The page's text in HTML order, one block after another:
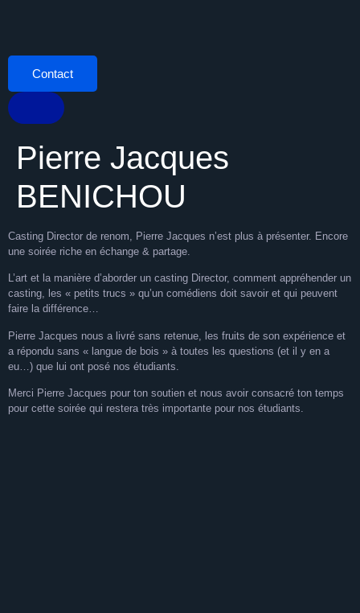
Contact
Pierre Jacques
BENICHOU
Casting Director de renom, Pierre Jacques n’est plus à présenter. Encore
une soirée riche en échange & partage.
L’art et la manière d’aborder un casting Director, comment appréhender un
casting, les « petits trucs » qu’un comédiens doit savoir et qui peuvent
faire la différence…
Pierre Jacques nous a livré sans retenue, les fruits de son expérience et
a répondu sans « langue de bois » à toutes les questions (et il y en a
eu…) que lui ont posé nos étudiants.
Merci Pierre Jacques pour ton soutien et nous avoir consacré ton temps
pour cette soirée qui restera très importante pour nos étudiants.